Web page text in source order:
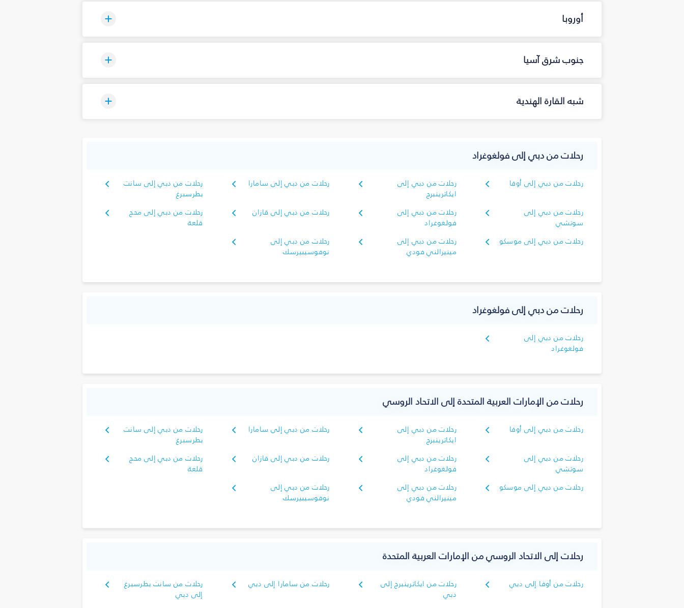
أوروبا
جنوب شرق آسيا
شبه القارة الهندية
رحلات من دبي إلى فولغوغراد
رحلات من دبي إلى أوفا
رحلات من دبي إلى
ايكاترينبرج
رحلات من دبي إلى سامارا
رحلات من دبي إلى سانت
بطرسبرغ
رحلات من دبي إلى
سوتشي
رحلات من دبي إلى
فولغوغراد
رحلات من دبي إلى قازان
رحلات من دبي إلى محج
قلعة
رحلات من دبي إلى موسكو
رحلات من دبي إلى
مينيرالني فودي
رحلات من دبي إلى
نوفوسيبيرسك
رحلات من دبي إلى فولغوغراد
رحلات من دبي إلى
فولغوغراد
رحلات من الإمارات العربية المتحدة إلى الاتحاد الروسي
رحلات من دبي إلى أوفا
رحلات من دبي إلى
ايكاترينبرج
رحلات من دبي إلى سامارا
رحلات من دبي إلى سانت
بطرسبرغ
رحلات من دبي إلى
سوتشي
رحلات من دبي إلى
فولغوغراد
رحلات من دبي إلى قازان
رحلات من دبي إلى محج
قلعة
رحلات من دبي إلى موسكو
رحلات من دبي إلى
مينيرالني فودي
رحلات من دبي إلى
نوفوسيبيرسك
رحلات إلى الاتحاد الروسي من الإمارات العربية المتحدة
رحلات من أوفا إلى دبي
رحلات من ايكاترينبرج إلى
دبي
رحلات من سامارا إلى دبي
رحلات من سانت بطرسبرغ
إلى دبي